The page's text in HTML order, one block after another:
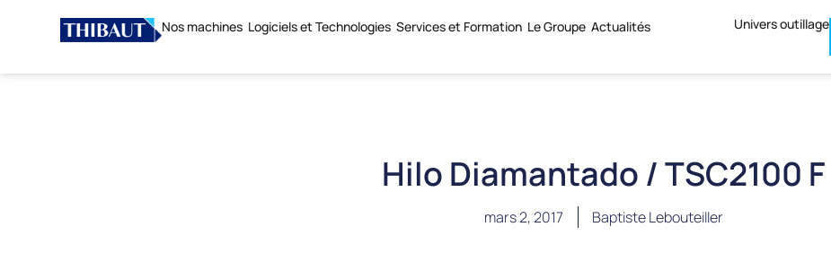
Nos machines Logiciels et Technologies Services et Formation Le Groupe Actualités Univers outillage
Hilo Diamantado / TSC2100 F
mars 2, 2017 Baptiste Lebouteiller